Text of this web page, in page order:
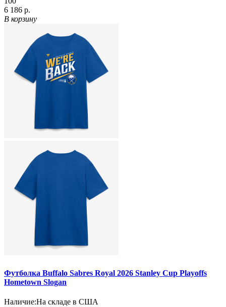
6 186 р.
В корзину
Футболка Buffalo Sabres Royal 2026 Stanley Cup Playoffs
Hometown Slogan
Наличие:На складе в США